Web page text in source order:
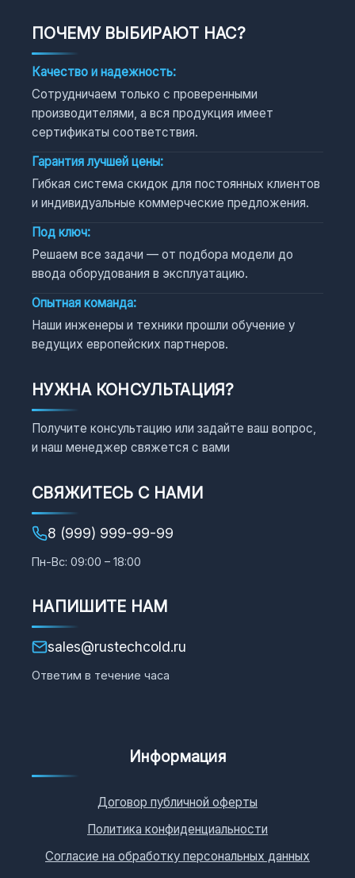
ПОЧЕМУ ВЫБИРАЮТ НАС?
Качество и надежность:
Сотрудничаем только с проверенными
производителями, а вся продукция имеет
сертификаты соответствия.
Гарантия лучшей цены:
Гибкая система скидок для постоянных клиентов
и индивидуальные коммерческие предложения.
Под ключ:
Решаем все задачи — от подбора модели до
ввода оборудования в эксплуатацию.
Опытная команда:
Наши инженеры и техники прошли обучение у
ведущих европейских партнеров.
НУЖНА КОНСУЛЬТАЦИЯ?
Получите консультацию или задайте ваш вопрос,
и наш менеджер свяжется с вами
СВЯЖИТЕСЬ С НАМИ
8 (999) 999-99-99
Пн-Вс: 09:00 – 18:00
НАПИШИТЕ НАМ
sales@rustechcold.ru
Ответим в течение часа
Информация
Договор публичной оферты
Политика конфиденциальности
Согласие на обработку персональных данных